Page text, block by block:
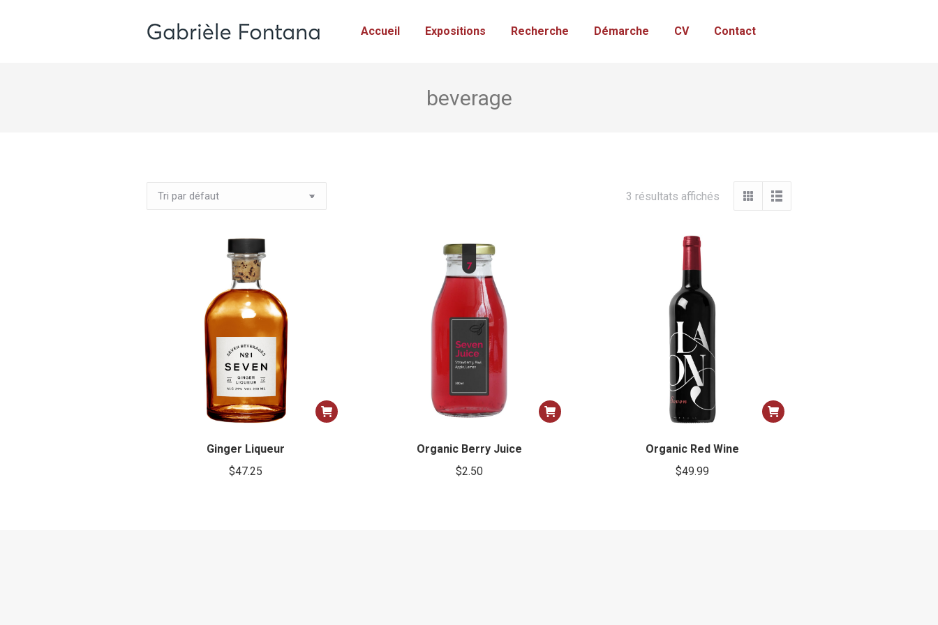
Accueil Expositions Recherche Démarche CV Contact
beverage
3 résultats affichés
Ginger Liqueur
$47.25
Organic Berry Juice
$2.50
Organic Red Wine
$49.99